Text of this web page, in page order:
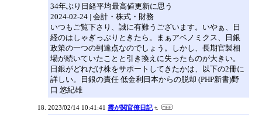
34年ぶり日経平均最高値更新に思う
2024-02-24 | 会計・株式・財務
いつもご覧下さり、誠に有難うございます。いやぁ、日
経のはしゃぎっぷりときたら。まぁアベノミクス、日銀
政策の一つの到達点なのでしょう。しかし、長期官製相
場が続いていたことと引き換えに失ったものが大きい。
日銀がどれだけ株をサポートしてきたかは、以下の2冊に
詳しい。日銀の責任 低金利日本からの脱却 (PHP新書)野
口 悠紀雄
2023/02/14 10:41:41 霞が関官僚日記